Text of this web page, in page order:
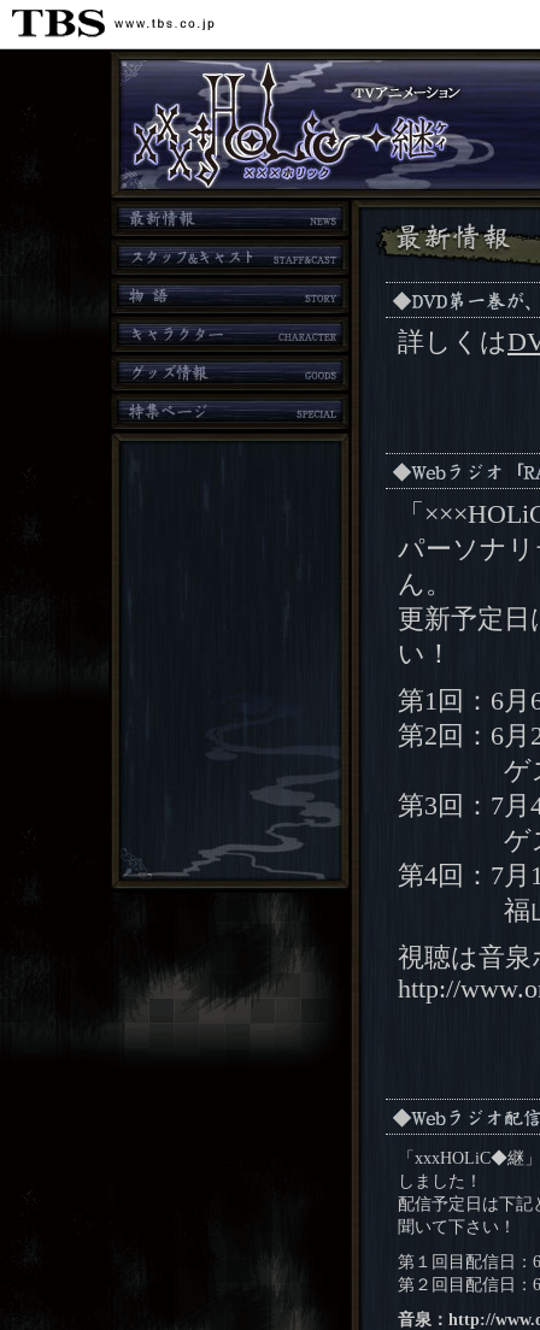
詳しくは
「
パーソナ
ん。
更新予定
い！
第1回：6月
第2回：6月
ゲスト
第3回：7月
ゲスト
第4回：7月
福山潤
視聴は音
http://
「xxxHOLiC◆継
しました！
配信予定日は下記
聞いて下さい！
第１回目配信日：
第２回目配信日
音泉：http://